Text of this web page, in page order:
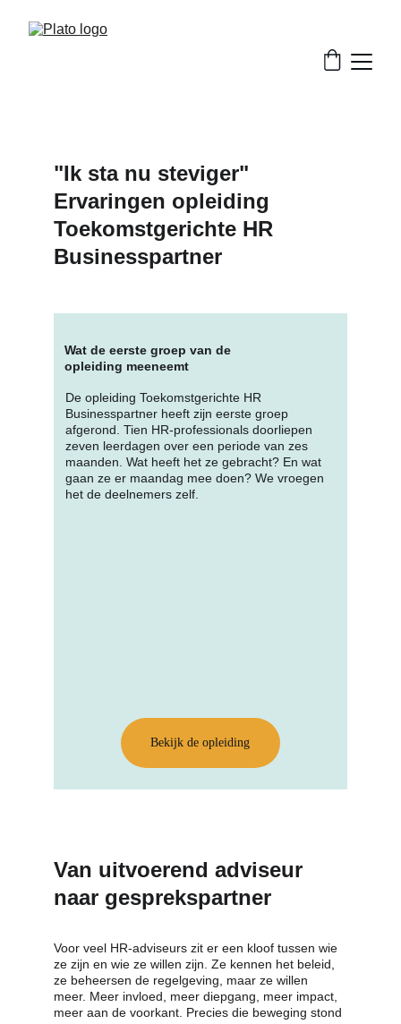
"Ik sta nu steviger"
Ervaringen opleiding
Toekomstgerichte HR
Businesspartner
De opleiding Toekomstgerichte HR
Businesspartner heeft zijn eerste groep
afgerond. Tien HR-professionals doorliepen
zeven leerdagen over een periode van zes
maanden. Wat heeft het ze gebracht? En wat
gaan ze er maandag mee doen? We vroegen
het de deelnemers zelf.
Wat de eerste groep van de
opleiding meeneemt
Bekijk de opleiding
Van uitvoerend adviseur
naar gesprekspartner
Voor veel HR-adviseurs zit er een kloof tussen wie
ze zijn en wie ze willen zijn. Ze kennen het beleid,
ze beheersen de regelgeving, maar ze willen
meer. Meer invloed, meer diepgang, meer impact,
meer aan de voorkant. Precies die beweging stond